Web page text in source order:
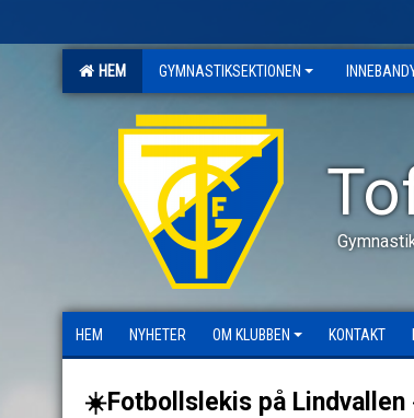
HEM GYMNASTIKSEKTIONEN
HEM NYHETER OM KLUBBEN KONTAKT
☀️Fotbollslekis på